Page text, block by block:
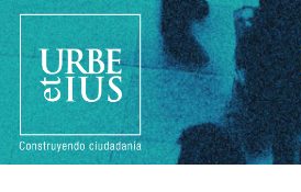
contenido